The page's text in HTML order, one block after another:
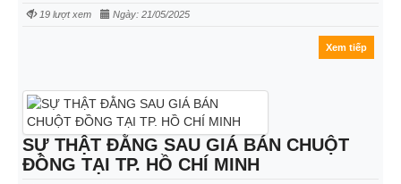
19 lượt xem Ngày: 21/05/2025
Xem tiếp
SỰ THẬT ĐẰNG SAU GIÁ BÁN CHUỘT
ĐỒNG TẠI TP. HỒ CHÍ MINH